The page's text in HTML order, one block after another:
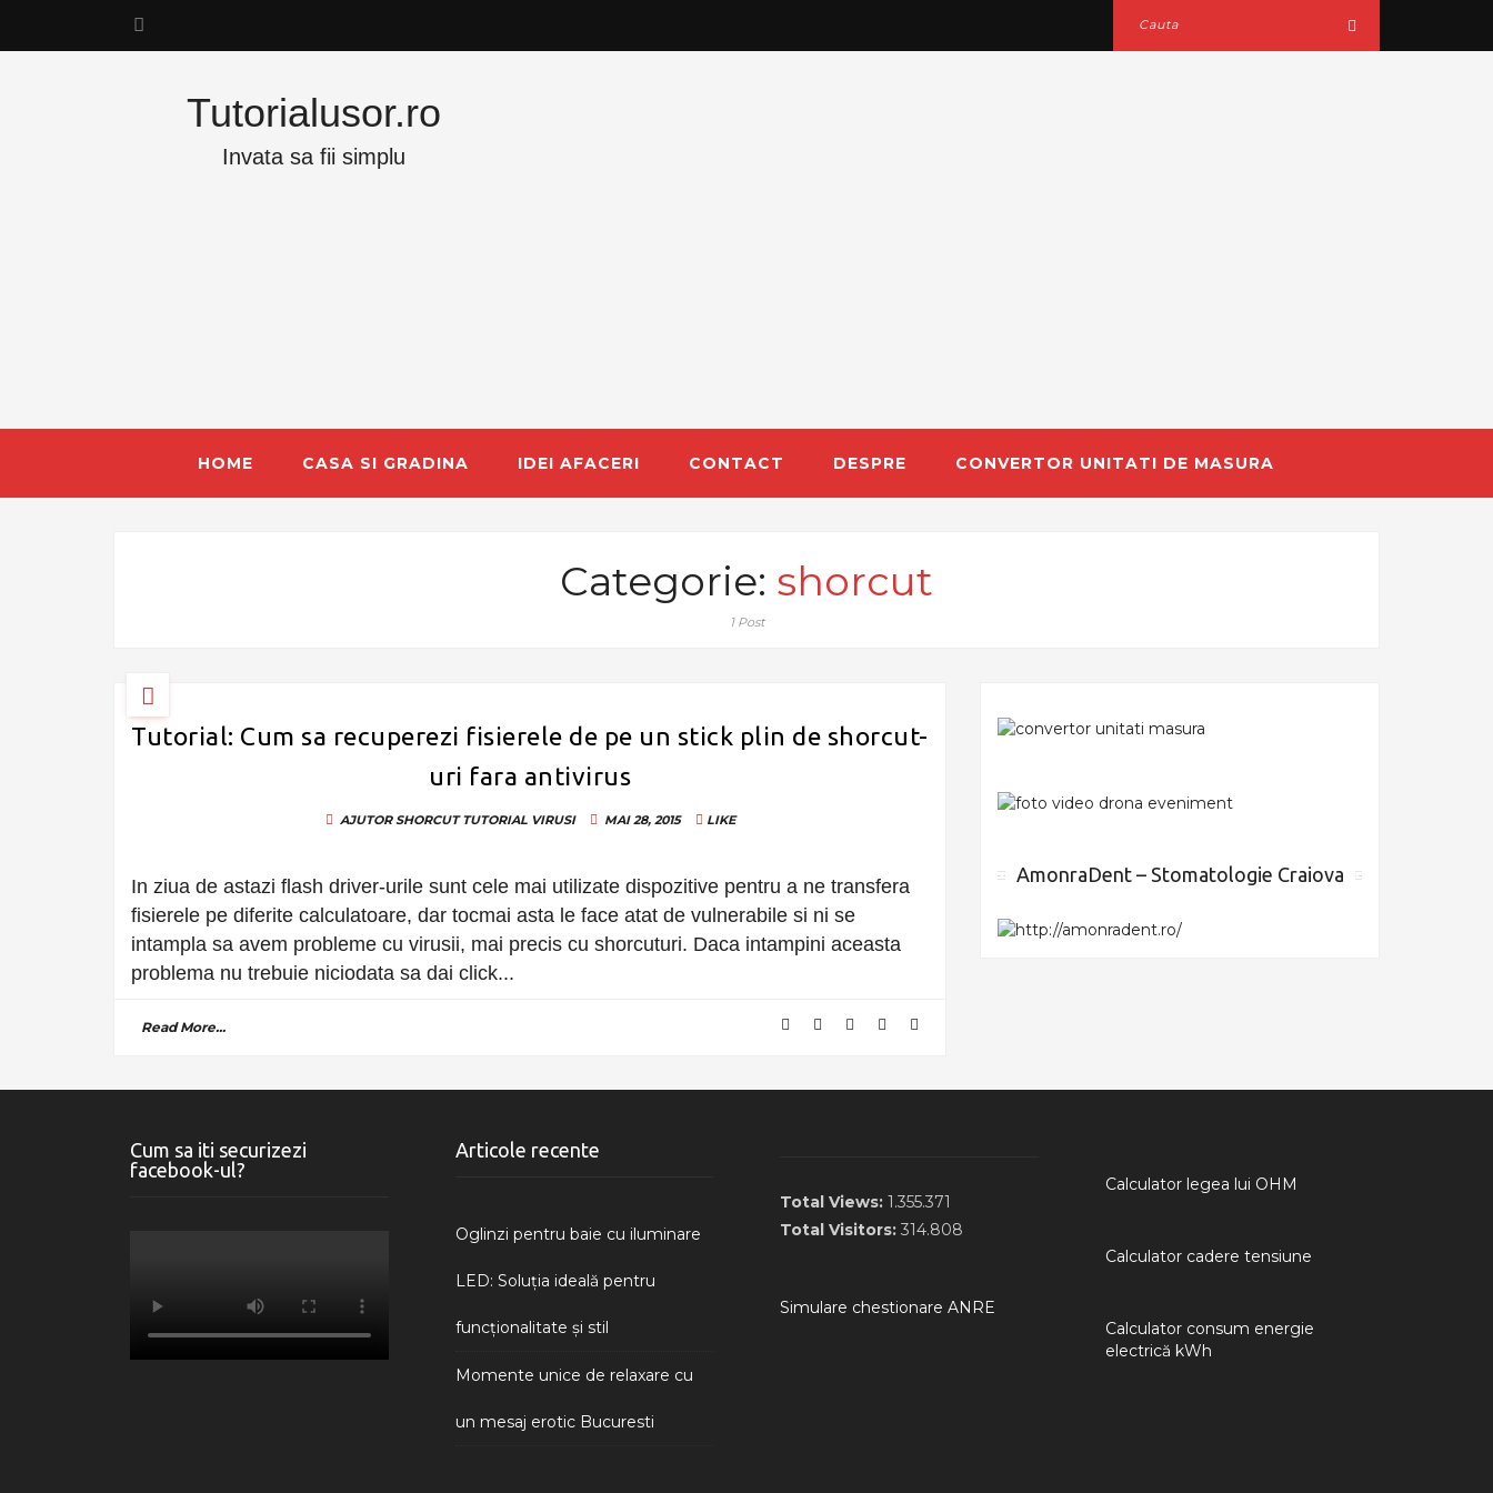
Tutorialusor.ro
Invata sa fii simplu
HOME CASA SI GRADINA IDEI AFACERI CONTACT DESPRE CONVERTOR UNITATI DE MASURA
Categorie: shorcut
1 Post
Tutorial: Cum sa recuperezi fisierele de pe un stick plin de shorcut-
uri fara antivirus
AJUTOR SHORCUT TUTORIAL VIRUSI MAI 28, 2015 LIKE
In ziua de astazi flash driver-urile sunt cele mai utilizate dispozitive pentru a ne transfera
fisierele pe diferite calculatoare, dar tocmai asta le face atat de vulnerabile si ni se
intampla sa avem probleme cu virusii, mai precis cu shorcuturi. Daca intampini aceasta
problema nu trebuie niciodata sa dai click...
Read More...
AmonraDent – Stomatologie Craiova
Cum sa iti securizezi
facebook-ul?
Articole recente
Oglinzi pentru baie cu iluminare
LED: Soluția ideală pentru
funcționalitate și stil
Momente unice de relaxare cu
un mesaj erotic Bucuresti
Total Views: 1.355.371
Total Visitors: 314.808
Simulare chestionare ANRE
Calculator legea lui OHM
Calculator cadere tensiune
Calculator consum energie
electrică kWh